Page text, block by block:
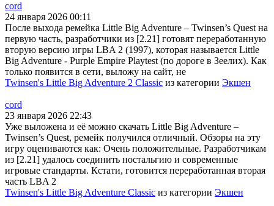
cord
24 января 2026 00:11
После выхода ремейка Little Big Adventure – Twinsen’s Quest на
первую часть, разработчики из [2.21] готовят переработанную
вторую версию игры LBA 2 (1997), которая называется Little
Big Adventure - Purple Empire Playtest (по дороге в Зеелих). Как
только появится в сети, выложу на сайт, не
Twinsen's Little Big Adventure 2 Classic из категории Экшен
cord
23 января 2026 22:43
Уже выложена и её можно скачать Little Big Adventure –
Twinsen’s Quest, ремейк получился отличный. Обзоры на эту
игру оцениваются как: Очень положительные. Разработчикам
из [2.21] удалось соединить ностальгию и современные
игровые стандарты. Кстати, готовится переработанная вторая
часть LBA 2
Twinsen's Little Big Adventure Classic из категории Экшен